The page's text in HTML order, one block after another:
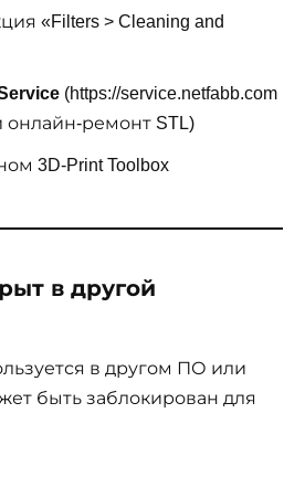
«Filters > Cleaning and
(https://service.netfabb.com
ремонт STL)
3D-Print Toolbox
в другой
в другом ПО или
быть заблокирован для